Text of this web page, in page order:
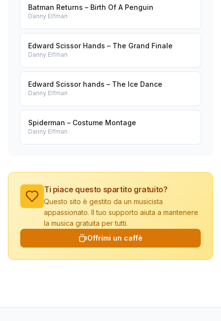
Batman Returns – Birth Of A Penguin
Danny Elfman
Edward Scissor Hands – The Grand Finale
Danny Elfman
Edward Scissor hands – The Ice Dance
Danny Elfman
Spiderman – Costume Montage
Danny Elfman
Ti piace questo spartito gratuito?
Questo sito è gestito da un musicista
appassionato. Il tuo supporto aiuta a mantenere
la musica gratuita per tutti.
Offrimi un caffè